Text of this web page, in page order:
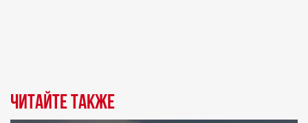
Читайте также